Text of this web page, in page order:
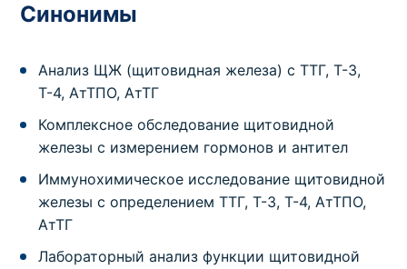
Синонимы
Анализ ЩЖ (щитовидная железа) с ТТГ, Т-3,
Т-4, АтТПО, АтТГ
Комплексное обследование щитовидной
железы с измерением гормонов и антител
Иммунохимическое исследование щитовидной
железы с определением ТТГ, Т-3, Т-4, АтТПО,
АтТГ
Лабораторный анализ функции щитовидной